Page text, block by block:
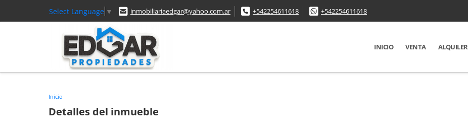
Select Language ▼ inmobiliariaedgar@yahoo.com.ar +542254611618 +542254611618
INICIO VENTA ALQUILER
Inicio
Detalles del inmueble